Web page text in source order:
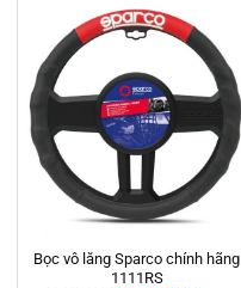
Bọc vô lăng Sparco chính hãng
1111RS